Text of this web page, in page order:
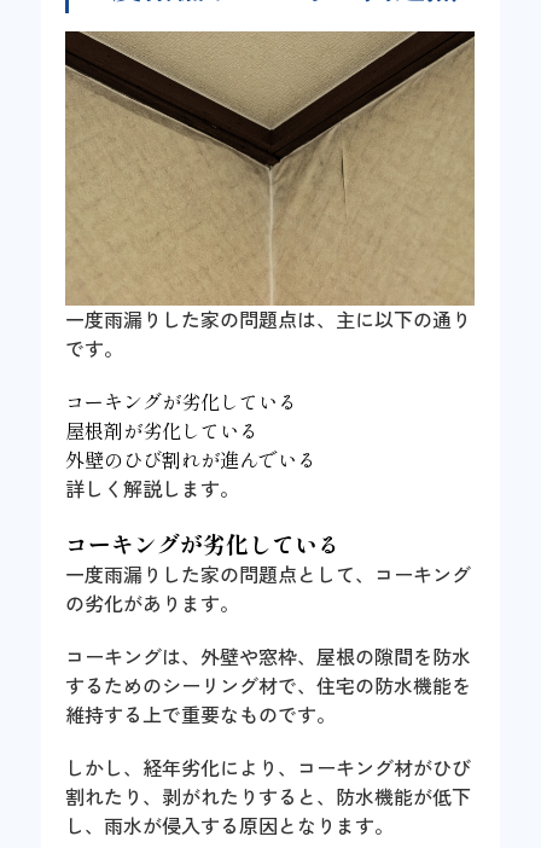
一度雨漏りした家の問題点は、主に以下の通り
です。
コーキングが劣化している
屋根剤が劣化している
外壁のひび割れが進んでいる
詳しく解説します。
コーキングが劣化している
一度雨漏りした家の問題点として、コーキング
の劣化があります。
コーキングは、外壁や窓枠、屋根の隙間を防水
するためのシーリング材で、住宅の防水機能を
維持する上で重要なものです。
しかし、経年劣化により、コーキング材がひび
割れたり、剥がれたりすると、防水機能が低下
し、雨水が侵入する原因となります。